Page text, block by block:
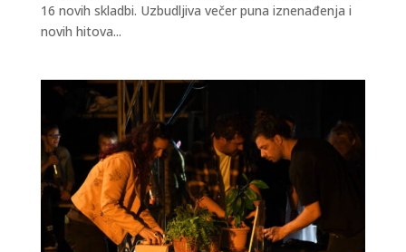
16 novih skladbi. Uzbudljiva večer puna iznenađenja i
novih hitova...